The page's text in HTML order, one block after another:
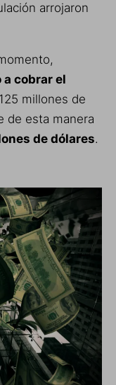
arrojaron
,
cobrar el
millones de
de esta manera
de dólares.